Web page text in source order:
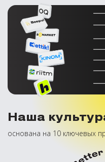
Наша
основана на 10 ключевых